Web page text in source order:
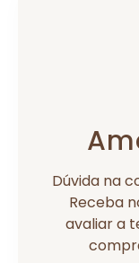
Dúvida na
Receba
avaliar a